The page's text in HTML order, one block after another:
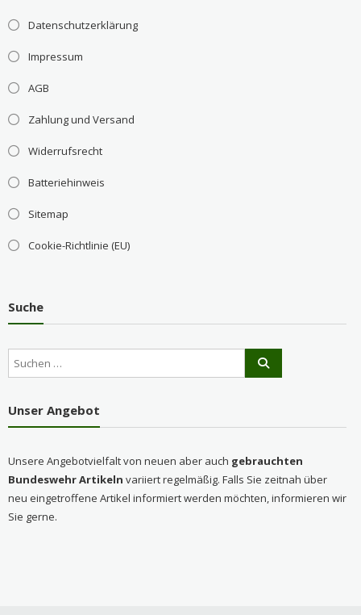
Datenschutzerklärung
Impressum
AGB
Zahlung und Versand
Widerrufsrecht
Batteriehinweis
Sitemap
Cookie-Richtlinie (EU)
Suche
Unser Angebot
Unsere Angebotvielfalt von neuen aber auch gebrauchten
Bundeswehr Artikeln variiert regelmäßig. Falls Sie zeitnah über
neu eingetroffene Artikel informiert werden möchten, informieren wir
Sie gerne.